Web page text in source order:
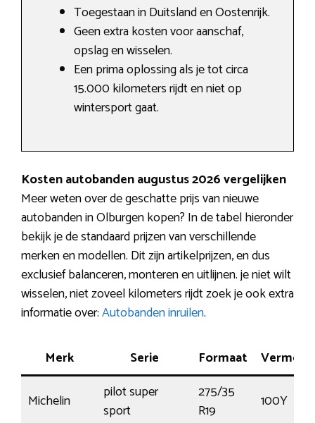
Toegestaan in Duitsland en Oostenrijk.
Geen extra kosten voor aanschaf,
opslag en wisselen.
Een prima oplossing als je tot circa
15.000 kilometers rijdt en niet op
wintersport gaat.
Kosten autobanden augustus 2026 vergelijken
Meer weten over de geschatte prijs van nieuwe
autobanden in Olburgen kopen? In de tabel hieronder
bekijk je de standaard prijzen van verschillende
merken en modellen. Dit zijn artikelprijzen, en dus
exclusief balanceren, monteren en uitlijnen. je niet wilt
wisselen, niet zoveel kilometers rijdt zoek je ook extra
informatie over:Autobanden inruilen.
Merk Serie Formaat
Michelin
pilot super
sport
275/35
R19
100Y